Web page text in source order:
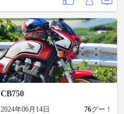
CB750
2024年06月14日 76グー！